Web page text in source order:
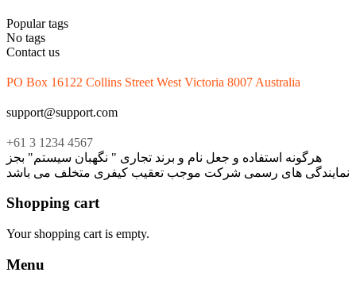
Popular tags
No tags
Contact us
PO Box 16122 Collins Street West Victoria 8007 Australia
support@support.com
+61 3 1234 4567
هرگونه استفاده و جعل نام و برند تجاری " نگهبان سیستم" بجز
نمایندگی های رسمی شرکت موجب تعقیب کیفری متخلف می باشد
Shopping cart
Your shopping cart is empty.
Menu